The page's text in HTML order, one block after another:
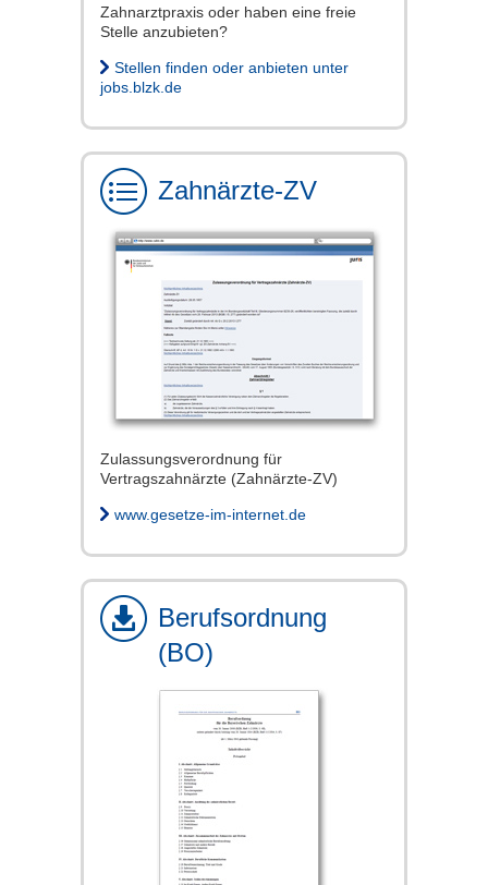
Zahnarztpraxis oder haben eine freie
Stelle anzubieten?
Stellen finden oder anbieten unter
jobs.blzk.de
Zahnärzte-ZV
Zulassungsverordnung für
Vertragszahnärzte (Zahnärzte-ZV)
www.gesetze-im-internet.de
Berufsordnung
(BO)